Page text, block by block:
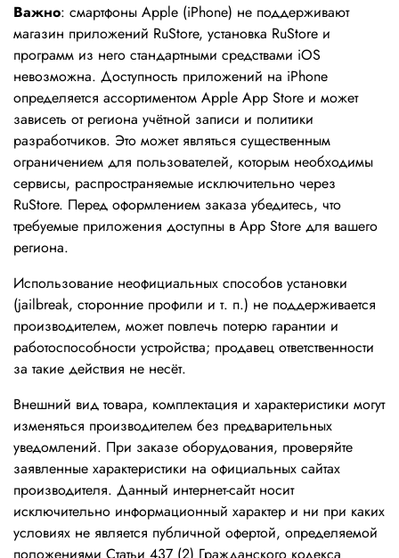
Важно: смартфоны Apple (iPhone) не поддерживают
магазин приложений RuStore, установка RuStore и
программ из него стандартными средствами iOS
невозможна. Доступность приложений на iPhone
определяется ассортиментом Apple App Store и может
зависеть от региона учётной записи и политики
разработчиков. Это может являться существенным
ограничением для пользователей, которым необходимы
сервисы, распространяемые исключительно через
RuStore. Перед оформлением заказа убедитесь, что
требуемые приложения доступны в App Store для вашего
региона.
Использование неофициальных способов установки
(jailbreak, сторонние профили и т. п.) не поддерживается
производителем, может повлечь потерю гарантии и
работоспособности устройства; продавец ответственности
за такие действия не несёт.
Внешний вид товара, комплектация и характеристики могут
изменяться производителем без предварительных
уведомлений. При заказе оборудования, проверяйте
заявленные характеристики на официальных сайтах
производителя. Данный интернет-сайт носит
исключительно информационный характер и ни при каких
условиях не является публичной офертой, определяемой
положениями Статьи 437 (2) Гражданского кодекса